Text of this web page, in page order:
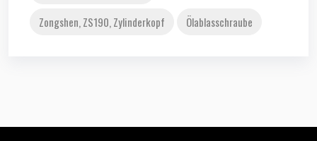
Zongshen, ZS190, Zylinderkopf
Ölablasschraube